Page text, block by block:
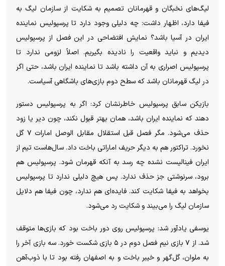
لیگ‌های نخبگان و قهرمانان تصمیم به شکایت از سازمان لیگ به
فیفا دارد، اظهار داشت: چه دلیلی وجود دارد تا پرسپولیس نماینده
ایران در آسیا باشد؟ نمایش افتضاحی در این فصل از پرسپولیس
دیدیم و نباید واقعیت را نادیده بگیریم. اصلاً لزومی ندارد تا
پرسپولیس اصراری به آن داشته باشد تا نماینده ایران باشد، حتی اگر
در لیگ قهرمانان باشد که سطح دوم بازی‌های باشگاهی آسیاست.
بازیکن سابق پرسپولیس خاطرنشان کرد: اگر به پرسپولیس دستور
دهند که نماینده ایران باشد، همان بهتر قبول نکند، چون دیر یا زود
حذف می‌شود. مگر فصل قبل استقلال مقابل الوصل امارات ۷ گل
نخورد. تراکتور هم به دیگر حریف اماراتی باخت داد. سال‌هاست تیم از
ایران فینالیست نشده چه رسد به آنکه قهرمان شود. پرسپولیس هم
برود، سرنوشتی جز حذف ندارد. پس هیچ دلیلی ندارد تا پرسپولیس
بخواهد به فیفا شکایت کند. فایده‌ای هم ندارد، چون فیفا هم دلایل
سازمان لیگ را می‌بیند و شکایت رد می‌شود.
یوسفی یادآور شد: پرسپولیس روی دور باخت بود که بازی‌ها متوقف
شد. از ۷ بازی نیم فصل دوم در ۵ بازی شکست خورد. سه بازی آخر را
به ملوان، گل‌گهر و خیبر باخت و به اصفهان رفته بود تا با ذوب‌آهن